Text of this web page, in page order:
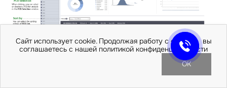
Сайт использует cookie. Продолжая работу с сайтом, вы
соглашаетесь с нашей политикой конфиденциальности
OK